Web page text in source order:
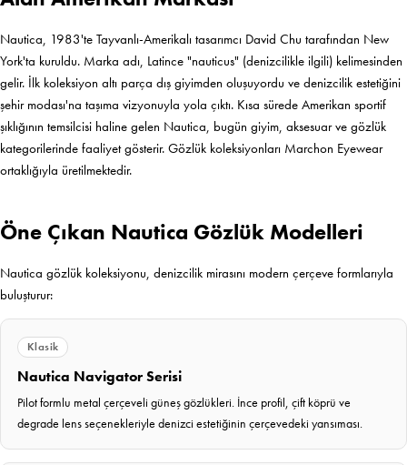
Nautica, 1983'te Tayvanlı-Amerikalı tasarımcı David Chu tarafından New
York'ta kuruldu. Marka adı, Latince "nauticus" (denizcilikle ilgili) kelimesinden
gelir. İlk koleksiyon altı parça dış giyimden oluşuyordu ve denizcilik estetiğini
şehir modası'na taşıma vizyonuyla yola çıktı. Kısa sürede Amerikan sportif
şıklığının temsilcisi haline gelen Nautica, bugün giyim, aksesuar ve gözlük
kategorilerinde faaliyet gösterir. Gözlük koleksiyonları Marchon Eyewear
ortaklığıyla üretilmektedir.
Öne Çıkan Nautica Gözlük Modelleri
Nautica gözlük koleksiyonu, denizcilik mirasını modern çerçeve formlarıyla
buluşturur:
Klasik
Nautica Navigator Serisi
Pilot formlu metal çerçeveli güneş gözlükleri. İnce profil, çift köprü ve
degrade lens seçenekleriyle denizci estetiğinin çerçevedeki yansıması.